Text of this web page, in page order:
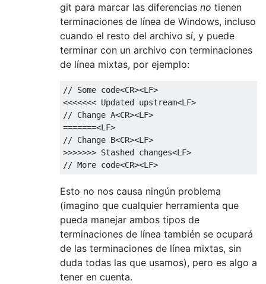
git para marcar las diferencias no tienen
terminaciones de línea de Windows, incluso
cuando el resto del archivo sí, y puede
terminar con un archivo con terminaciones
de línea mixtas, por ejemplo:
// Some code<CR><LF>
<<<<<<< Updated upstream<LF>
// Change A<CR><LF>
=======<LF>
// Change B<CR><LF>
>>>>>>> Stashed changes<LF>
Esto no nos causa ningún problema
(imagino que cualquier herramienta que
pueda manejar ambos tipos de
terminaciones de línea también se ocupará
de las terminaciones de línea mixtas, sin
duda todas las que usamos), pero es algo a
tener en cuenta.